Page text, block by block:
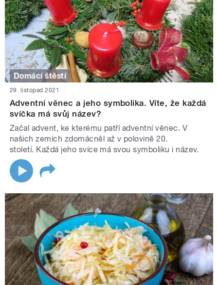
Domácí štěstí
29. listopad 2021
Adventní věnec a jeho symbolika. Víte, že každá
svíčka má svůj název?
Začal advent, ke kterému patří adventní věnec. V
našich zemích zdomácněl až v polovině 20.
století. Každá jeho svíce má svou symboliku i název.